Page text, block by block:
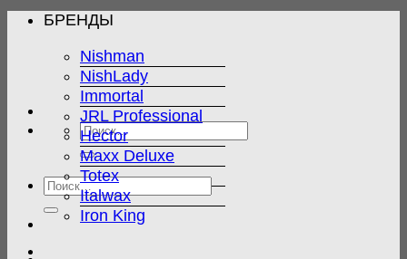
Искать:
Искать:
БРЕНДЫ
Nishman
NishLady
Immortal
JRL Professional
Hector
Maxx Deluxe
Totex
Italwax
Iron King